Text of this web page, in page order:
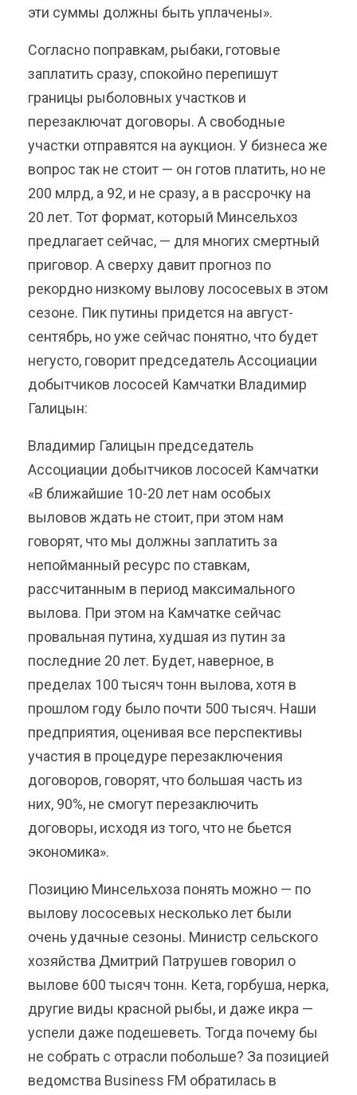
эти суммы должны быть уплачены».
Согласно поправкам, рыбаки, готовые
заплатить сразу, спокойно перепишут
границы рыболовных участков и
перезаключат договоры. А свободные
участки отправятся на аукцион. У бизнеса же
вопрос так не стоит — он готов платить, но не
200 млрд, а 92, и не сразу, а в рассрочку на
20 лет. Тот формат, который Минсельхоз
предлагает сейчас, — для многих смертный
приговор. А сверху давит прогноз по
рекордно низкому вылову лососевых в этом
сезоне. Пик путины придется на август-
сентябрь, но уже сейчас понятно, что будет
негусто, говорит председатель Ассоциации
добытчиков лососей Камчатки Владимир
Галицын:
Владимир Галицын председатель
Ассоциации добытчиков лососей Камчатки
«В ближайшие 10-20 лет нам особых
выловов ждать не стоит, при этом нам
говорят, что мы должны заплатить за
непойманный ресурс по ставкам,
рассчитанным в период максимального
вылова. При этом на Камчатке сейчас
провальная путина, худшая из путин за
последние 20 лет. Будет, наверное, в
пределах 100 тысяч тонн вылова, хотя в
прошлом году было почти 500 тысяч. Наши
предприятия, оценивая все перспективы
участия в процедуре перезаключения
договоров, говорят, что большая часть из
них, 90%, не смогут перезаключить
договоры, исходя из того, что не бьется
экономика».
Позицию Минсельхоза понять можно — по
вылову лососевых несколько лет были
очень удачные сезоны. Министр сельского
хозяйства Дмитрий Патрушев говорил о
вылове 600 тысяч тонн. Кета, горбуша, нерка,
другие виды красной рыбы, и даже икра —
успели даже подешеветь. Тогда почему бы
не собрать с отрасли побольше? За позицией
ведомства Business FM обратилась в